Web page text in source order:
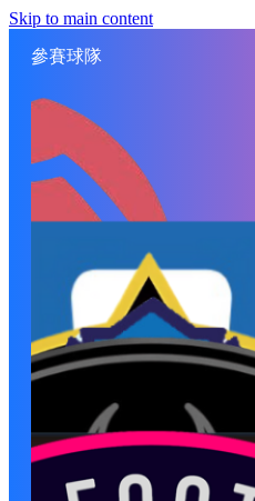
Skip to main content
參賽球隊